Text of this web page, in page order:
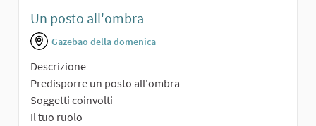
Un posto all'ombra
Gazebao della domenica
Descrizione
Predisporre un posto all'ombra
Soggetti coinvolti
Il tuo ruolo